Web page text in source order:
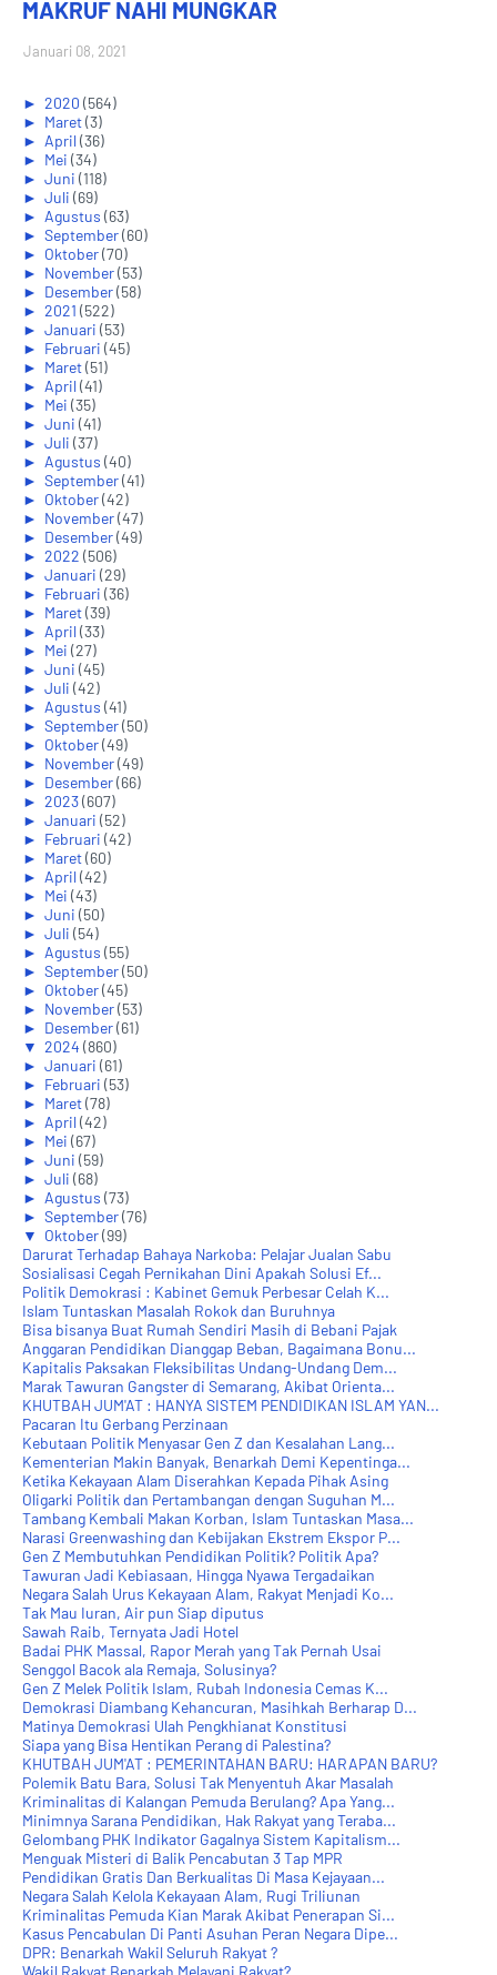
MAKRUF NAHI MUNGKAR
Januari 08, 2021
► 2020 (564)
► Maret(3)
► April(36)
► Mei (34)
► Juni (118)
► Juli (69)
► Agustus (63)
► September(60)
► Oktober(70)
► November(53)
► Desember(58)
► 2021 (522)
► Januari (53)
► Februari (45)
► Maret(51)
► April(41)
► Mei (35)
► Juni (41)
► Juli (37)
► Agustus (40)
► September(41)
► Oktober(42)
► November(47)
► Desember(49)
► 2022 (506)
► Januari (29)
► Februari (36)
► Maret(39)
► April(33)
► Mei (27)
► Juni (45)
► Juli (42)
► Agustus (41)
► September(50)
► Oktober(49)
► November(49)
► Desember(66)
► 2023(607)
► Januari (52)
► Februari (42)
► Maret(60)
► April(42)
► Mei (43)
► Juni (50)
► Juli (54)
► Agustus (55)
► September(50)
► Oktober(45)
► November(53)
► Desember(61)
▼ 2024 (860)
► Januari (61)
► Februari (53)
► Maret(78)
► April(42)
► Mei (67)
► Juni (59)
► Juli (68)
► Agustus (73)
► September(76)
▼ Oktober(99)
Darurat Terhadap Bahaya Narkoba: Pelajar Jualan Sabu
Sosialisasi Cegah Pernikahan Dini Apakah Solusi Ef...
Politik Demokrasi : Kabinet Gemuk Perbesar Celah K...
Islam Tuntaskan Masalah Rokok dan Buruhnya
Bisa bisanya Buat Rumah Sendiri Masih di Bebani Pajak
Anggaran Pendidikan Dianggap Beban, Bagaimana Bonu...
Kapitalis Paksakan Fleksibilitas Undang-Undang Dem...
Marak Tawuran Gangster di Semarang, Akibat Orienta...
KHUTBAH JUM'AT : HANYA SISTEM PENDIDIKAN ISLAM YAN...
Pacaran Itu Gerbang Perzinaan
Kebutaan Politik Menyasar Gen Z dan Kesalahan Lang...
Kementerian Makin Banyak, Benarkah Demi Kepentinga...
Ketika Kekayaan Alam Diserahkan Kepada Pihak Asing
Oligarki Politik dan Pertambangan dengan Suguhan M...
Tambang Kembali Makan Korban, Islam Tuntaskan Masa...
Narasi Greenwashing dan Kebijakan Ekstrem Ekspor P...
Gen Z Membutuhkan Pendidikan Politik? Politik Apa?
Tawuran Jadi Kebiasaan, Hingga Nyawa Tergadaikan
Negara Salah Urus Kekayaan Alam, Rakyat Menjadi Ko...
Tak Mau Iuran, Air pun Siap diputus
Sawah Raib, Ternyata Jadi Hotel
Badai PHK Massal, Rapor Merah yang Tak Pernah Usai
Senggol Bacok ala Remaja, Solusinya?
Gen Z Melek Politik Islam, Rubah Indonesia Cemas K...
Demokrasi Diambang Kehancuran, Masihkah Berharap D...
Matinya Demokrasi Ulah Pengkhianat Konstitusi
Siapa yang Bisa Hentikan Perang di Palestina?
KHUTBAH JUM'AT : PEMERINTAHAN BARU: HARAPAN BARU?
Polemik Batu Bara, Solusi Tak Menyentuh Akar Masalah
Kriminalitas di Kalangan Pemuda Berulang? Apa Yang...
Minimnya Sarana Pendidikan, Hak Rakyat yang Teraba...
Gelombang PHK Indikator Gagalnya Sistem Kapitalism...
Menguak Misteri di Balik Pencabutan 3 Tap MPR
Pendidikan Gratis Dan Berkualitas Di Masa Kejayaan...
Negara Salah Kelola Kekayaan Alam, Rugi Triliunan
Kriminalitas Pemuda Kian Marak Akibat Penerapan Si...
Kasus Pencabulan Di Panti Asuhan Peran Negara Dipe...
DPR: Benarkah Wakil Seluruh Rakyat ?
Wakil Rakyat Benarkah Melayani Rakyat?